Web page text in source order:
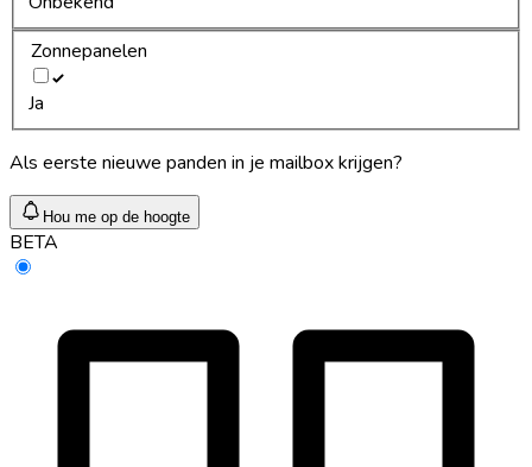
Zonnepanelen
Ja
Als eerste nieuwe panden in je mailbox krijgen?
Hou me op de hoogte
BETA